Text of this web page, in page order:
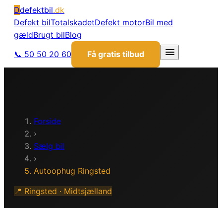
Ddefektbil.dk
Defekt bilTotalskadetDefekt motorBil med
gældBrugt bilBlog
📞 50 50 20 60
Få gratis tilbud
Forside
›
Sælg bil
›
Autoophug Ringsted
📍 Ringsted · Midtsjælland